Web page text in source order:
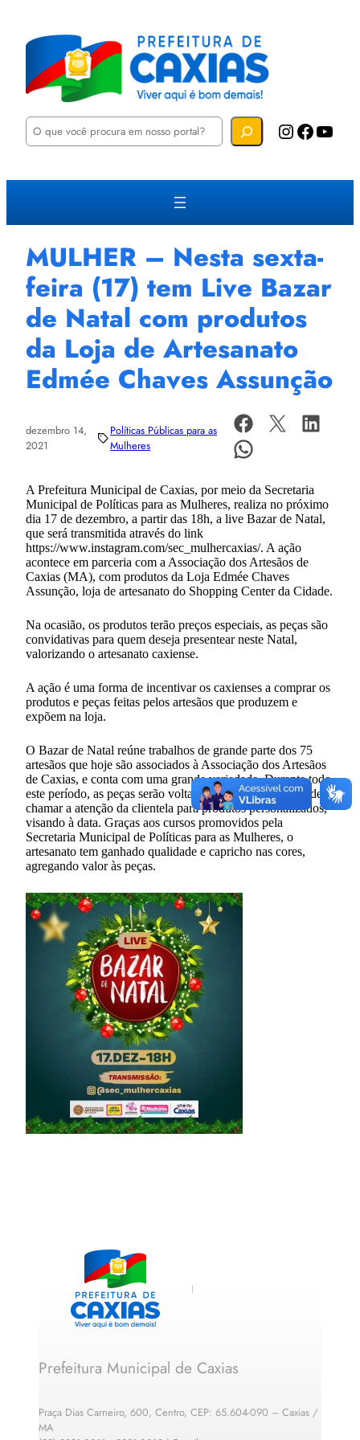
P
u
a
Instagram Facebook YouTube
MULHER – Nesta sexta-
feira (17) tem Live Bazar
de Natal com produtos
da Loja de Artesanato
Edmée Chaves Assunção
dezembro 14,
2021
Políticas Públicas para as
Mulheres
A Prefeitura Municipal de Caxias, por meio da Secretaria
Municipal de Políticas para as Mulheres, realiza no próximo
dia 17 de dezembro, a partir das 18h, a live Bazar de Natal,
que será transmitida através do link
https://www.instagram.com/sec_mulhercaxias/. A ação
acontece em parceria com a Associação dos Artesãos de
Caxias (MA), com produtos da Loja Edmée Chaves
Assunção, loja de artesanato do Shopping Center da Cidade.
Na ocasião, os produtos terão preços especiais, as peças são
convidativas para quem deseja presentear neste Natal,
valorizando o artesanato caxiense.
A ação é uma forma de incentivar os caxienses a comprar os
produtos e peças feitas pelos artesãos que produzem e
expõem na loja.
O Bazar de Natal reúne trabalhos de grande parte dos 75
artesãos que hoje são associados à Associação dos Artesãos
de Caxias, e conta com uma grande variedade. Durante todo
este período, as peças serão voltadas para o Natal, a fim de
chamar a atenção da clientela para produtos personalizados,
visando à data. Graças aos cursos promovidos pela
Secretaria Municipal de Políticas para as Mulheres, o
artesanato tem ganhado qualidade e capricho nas cores,
agregando valor às peças.
Prefeitura Municipal de Caxias
Praça Dias Carneiro, 600, Centro, CEP: 65.604-090 – Caxias /
MA